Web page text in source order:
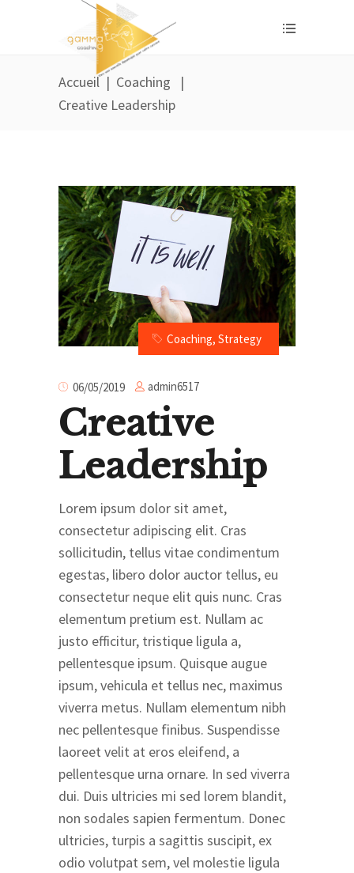
Accueil| Coaching
|
Creative Leadership
Coaching, Strategy
06/05/2019 admin6517
Creative
Leadership
Lorem ipsum dolor sit amet,
consectetur adipiscing elit. Cras
sollicitudin, tellus vitae condimentum
egestas, libero dolor auctor tellus, eu
consectetur neque elit quis nunc. Cras
elementum pretium est. Nullam ac
justo efficitur, tristique ligula a,
pellentesque ipsum. Quisque augue
ipsum, vehicula et tellus nec, maximus
viverra metus. Nullam elementum nibh
nec pellentesque finibus. Suspendisse
laoreet velit at eros eleifend, a
pellentesque urna ornare. In sed viverra
dui. Duis ultricies mi sed lorem blandit,
non sodales sapien fermentum. Donec
ultricies, turpis a sagittis suscipit, ex
odio volutpat sem, vel molestie ligula